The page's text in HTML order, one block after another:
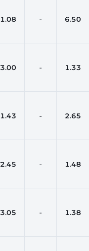
1.08 - 6.50
3.00 - 1.33
1.43 - 2.65
2.45 - 1.48
3.05 - 1.38